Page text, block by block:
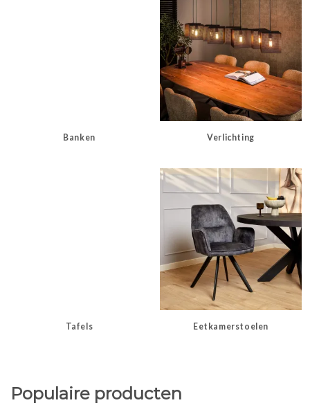
Banken Verlichting
Tafels Eetkamerstoelen
Populaire producten